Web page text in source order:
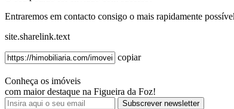
Entraremos em contacto consigo o mais rapidamente
site.sharelink.text
copiar
Conheça os imóveis
com maior destaque na Figueira da Foz!
Subscrever newsletter